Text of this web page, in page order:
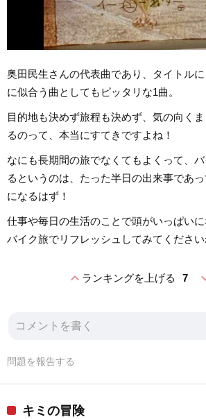
奥田民生さんの代表曲であり、タイトル
に似合う曲としてもピッタリな1曲。
目的地も決めず旅程も決めず、気の向く
るのって、本当にすてきですよね！
なにも長期間の旅でなくてもよくって、
るというのは、たった半日の出来事であ
になるはず！
仕事や毎日の生活のことで頭がいっぱい
バイク旅でリフレッシュしてみてください
expand_lessランキングを上げる 7
問題を報告する
キミの冒険